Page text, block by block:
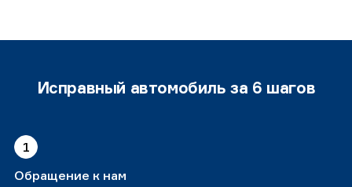
Исправный автомобиль за 6 шагов
1
Обращение к нам